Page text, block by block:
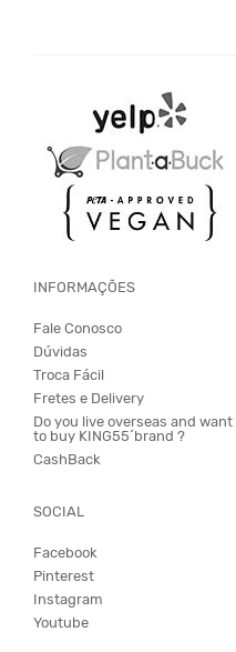
INFORMAÇÕES
Fale Conosco
Dúvidas
Troca Fácil
Fretes e Delivery
Do you live overseas and want
to buy KING55´brand ?
CashBack
SOCIAL
Facebook
Pinterest
Instagram
Youtube